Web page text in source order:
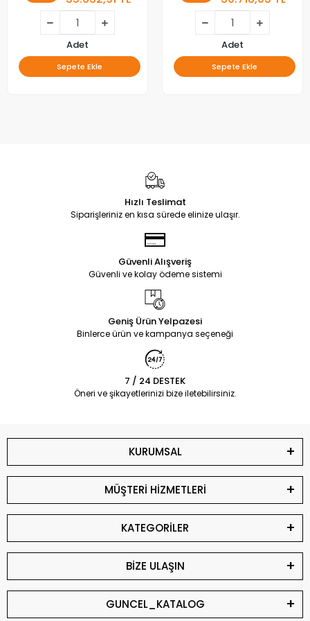
Adet
Sepete Ekle
Adet
Sepete Ekle
Hızlı Teslimat
Siparişleriniz en kısa sürede elinize ulaşır.
Güvenli Alışveriş
Güvenli ve kolay ödeme sistemi
Geniş Ürün Yelpazesi
Binlerce ürün ve kampanya seçeneği
7 / 24 DESTEK
Öneri ve şikayetlerinizi bize iletebilirsiniz.
KURUMSAL
MÜŞTERİ HİZMETLERİ
KATEGORİLER
BİZE ULAŞIN
GUNCEL_KATALOG